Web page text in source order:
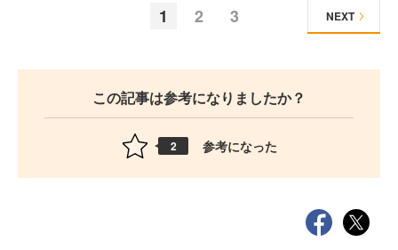
1 2 3 NEXT
この記事は参考になりましたか？
2 参考になった